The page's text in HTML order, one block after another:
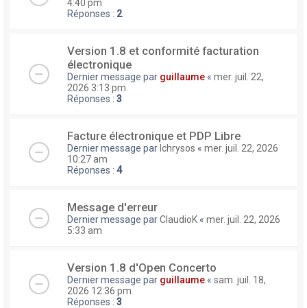
4:40 pm
Réponses : 2
Version 1.8 et conformité facturation
électronique
Dernier message par guillaume « mer. juil. 22,
2026 3:13 pm
Réponses : 3
Facture électronique et PDP Libre
Dernier message par lchrysos « mer. juil. 22, 2026
10:27 am
Réponses : 4
Message d'erreur
Dernier message parClaudioK « mer. juil. 22, 2026
5:33 am
Version 1.8 d'Open Concerto
Dernier message par guillaume « sam. juil. 18,
2026 12:36 pm
Réponses : 3